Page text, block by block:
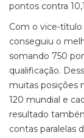
pontos contra
Com o vice-título
conseguiu o
somando 750
qualificação.
muitas posições
120 mundial e
resultado
contas paralelas